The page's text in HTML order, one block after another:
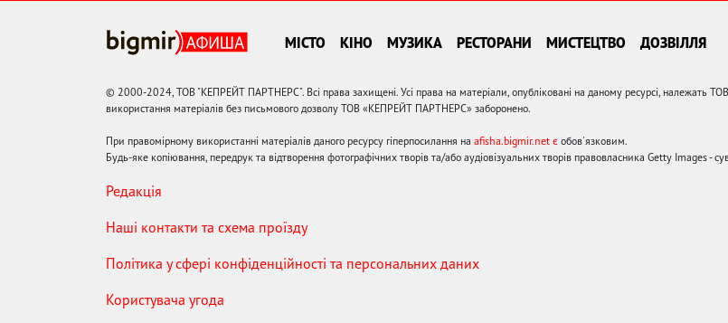
МІСТО КІНО МУЗИКА РЕСТОРАНИ МИСТЕЦТВО ДОЗВІЛЛЯ
© 2000-2024, ТОВ "КЕПРЕЙТ ПАРТНЕРС". Всі права захищені. Усі права на матеріали, опубліковані на даному ресурсі, належать
використання матеріалів без письмового дозволу ТОВ «КЕПРЕЙТ ПАРТНЕРС» заборонено.
При правомірному використанні матеріалів даного ресурсу гіперпосилання на afisha.bigmir.net є обов'язковим.
Будь-яке копіювання, передрук та відтворення фотографічних творів та/або аудіовізуальних творів правовласника Getty Images -
Редакція
Наші контакти та схема проїзду
Політика у сфері конфіденційності та персональних даних
Користувача угода